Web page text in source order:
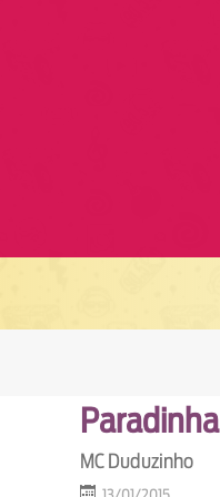
Paradinha
MC Duduzinho